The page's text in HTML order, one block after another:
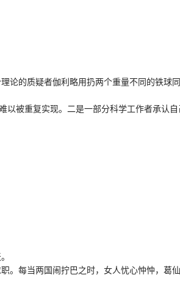
的质疑者伽利略用扔两个重量不同的铁球
被重复实现。二是一部分科学工作者承认
每当两国闹拧巴之时，女人忧心忡忡，葛